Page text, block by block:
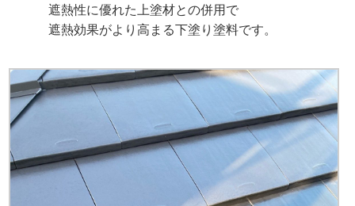
遮熱性に優れた上塗材との併用で
遮熱効果がより高まる下塗り塗料です。